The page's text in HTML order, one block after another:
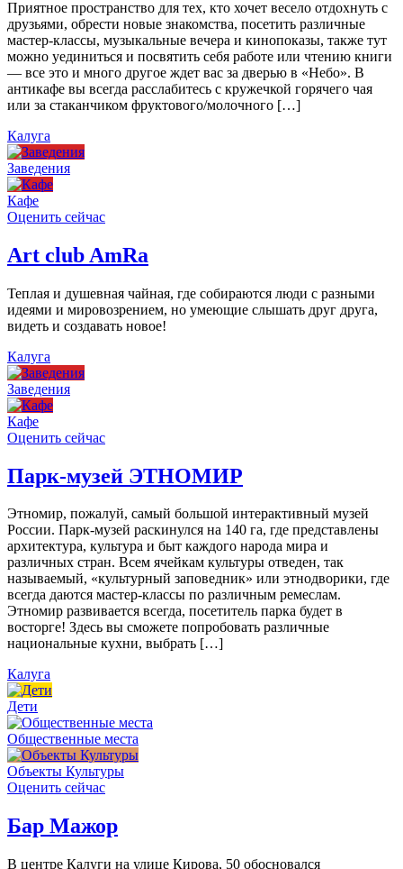
Приятное пространство для тех, кто хочет весело отдохнуть с
друзьями, обрести новые знакомства, посетить различные
мастер-классы, музыкальные вечера и кинопоказы, также тут
можно уединиться и посвятить себя работе или чтению книги
— все это и много другое ждет вас за дверью в «Небо». В
антикафе вы всегда расслабитесь с кружечкой горячего чая
или за стаканчиком фруктового/молочного […]
Калуга
Заведения
Кафе
Оценить сейчас
Art сlub AmRa
Теплая и душевная чайная, где собираются люди с разными
идеями и мировозрением, но умеющие слышать друг друга,
видеть и создавать новое!
Калуга
Заведения
Кафе
Оценить сейчас
Парк-музей ЭТНОМИР
Этномир, пожалуй, самый большой интерактивный музей
России. Парк-музей раскинулся на 140 га, где представлены
архитектура, культура и быт каждого народа мира и
различных стран. Всем ячейкам культуры отведен, так
называемый, «культурный заповедник» или этнодворики, где
всегда даются мастер-классы по различным ремеслам.
Этномир развивается всегда, посетитель парка будет в
восторге! Здесь вы сможете попробовать различные
национальные кухни, выбрать […]
Калуга
Дети
Общественные места
Объекты Культуры
Оценить сейчас
Бар Мажор
В центре Калуги на улице Кирова, 50 обосновался